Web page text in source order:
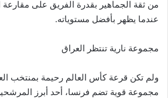
من ثقة الجماهير بقدرة الفريق على مقارعة
عندما يظهر بأفضل مستوياته.
مجموعة نارية تنتظر العراق
ولم تكن قرعة كأس العالم رحيمة بمنتخب
مجموعة قوية تضم فرنسا، أحد أبرز